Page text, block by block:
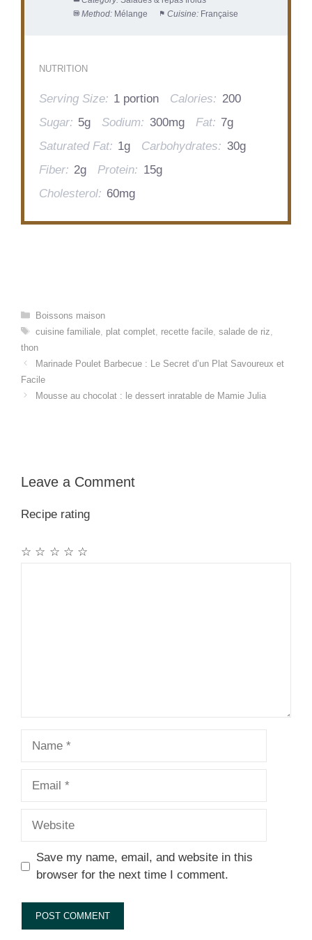
Method: Mélange Cuisine: Française
NUTRITION
Serving Size: 1 portion Calories: 200
Sugar: 5g Sodium: 300mg Fat: 7g
Saturated Fat: 1g Carbohydrates: 30g
Fiber: 2g Protein: 15g
Cholesterol: 60mg
Categories
Boissons maison
Tags
cuisine familiale, plat complet, recette facile, salade de riz
thon
Marinade Poulet Barbecue : Le Secret d’un Plat Savoureux et
Facile
Mousse au chocolat : le dessert inratable de Mamie Julia
Leave a Comment
Recipe rating
☆
☆
☆
☆
☆
Save my name, email, and website in this
browser for the next time I comment.